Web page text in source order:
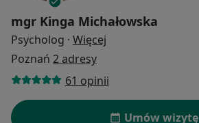
mgr Kinga Michałowska
Psycholog · Więcej
Poznań 2 adresy
61 opinii
Umów wizytę